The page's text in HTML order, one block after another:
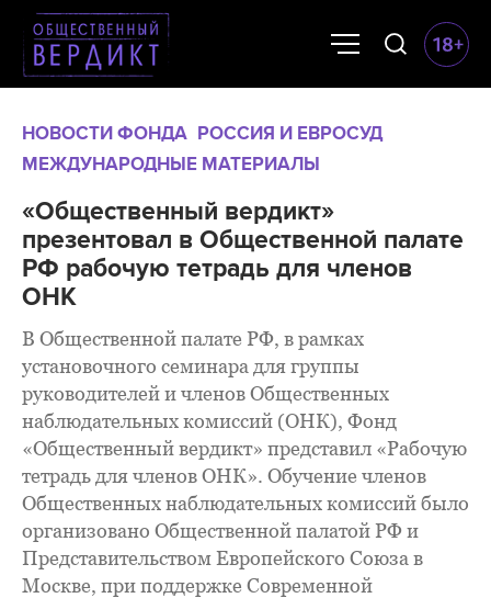
НОВОСТИ ФОНДА РОССИЯ И ЕВРОСУД
МЕЖДУНАРОДНЫЕ МАТЕРИАЛЫ
«Общественный вердикт»
презентовал в Общественной палате
РФ рабочую тетрадь для членов
ОНК
В Общественной палате РФ, в рамках
установочного семинара для группы
руководителей и членов Общественных
наблюдательных комиссий (ОНК), Фонд
«Общественный вердикт» представил «Рабочую
тетрадь для членов ОНК». Обучение членов
Общественных наблюдательных комиссий было
организовано Общественной палатой РФ и
Представительством Европейского Союза в
Москве, при поддержке Современной